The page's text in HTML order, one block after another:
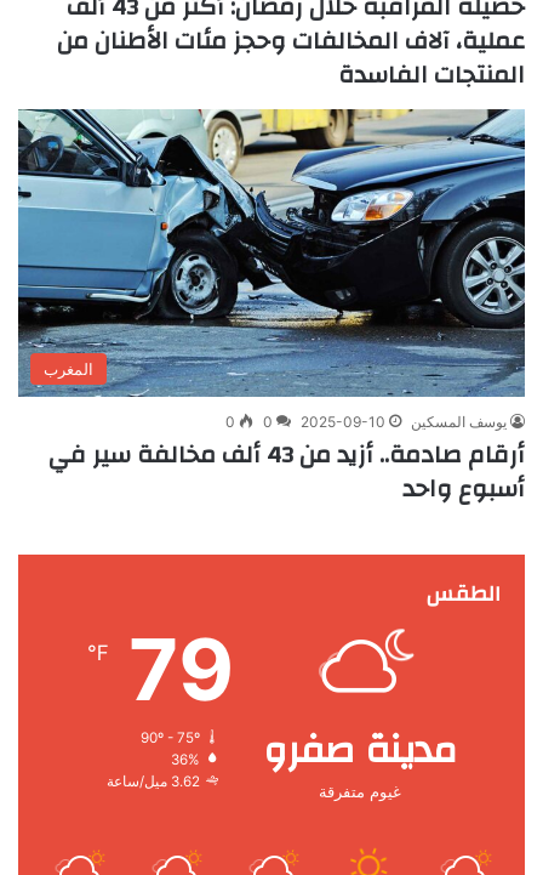
عملية، آلاف المخالفات وحجز مئات الأطنان من
المنتجات الفاسدة
المغرب
يوسف المسكين 2025-09-10
0
0
أرقام صادمة.. أزيد من 43 ألف مخالفة سير في
أسبوع واحد
الطقس
مدينة صفرو
غيوم متفرقة
79
℉
90º - 75º
36%
3.62 ميل/ساعة